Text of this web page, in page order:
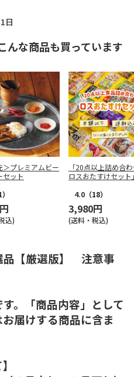
日
んな商品も買っています
＞プレミアムビー
セット
込)
「20点以上詰め合
ロスおたすけセット
4.0 （18）
3,980円
(送料・税込)
品【厳選版】 注意事
。「商品内容」として
届けする商品に含ま